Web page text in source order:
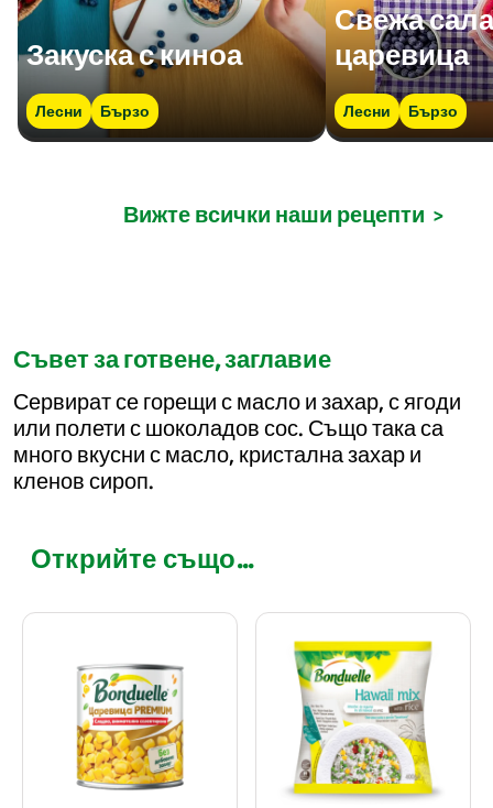
Закуска с киноа
Лесни Бързо
Свежа
царевица
Лесни Бързо
Вижте всички наши рецепти >
Съвет за готвене, заглавие
Сервират се горещи с масло и захар, с ягоди
или полети с шоколадов сос. Също така са
много вкусни с масло, кристална захар и
кленов сироп.
Открийте също...